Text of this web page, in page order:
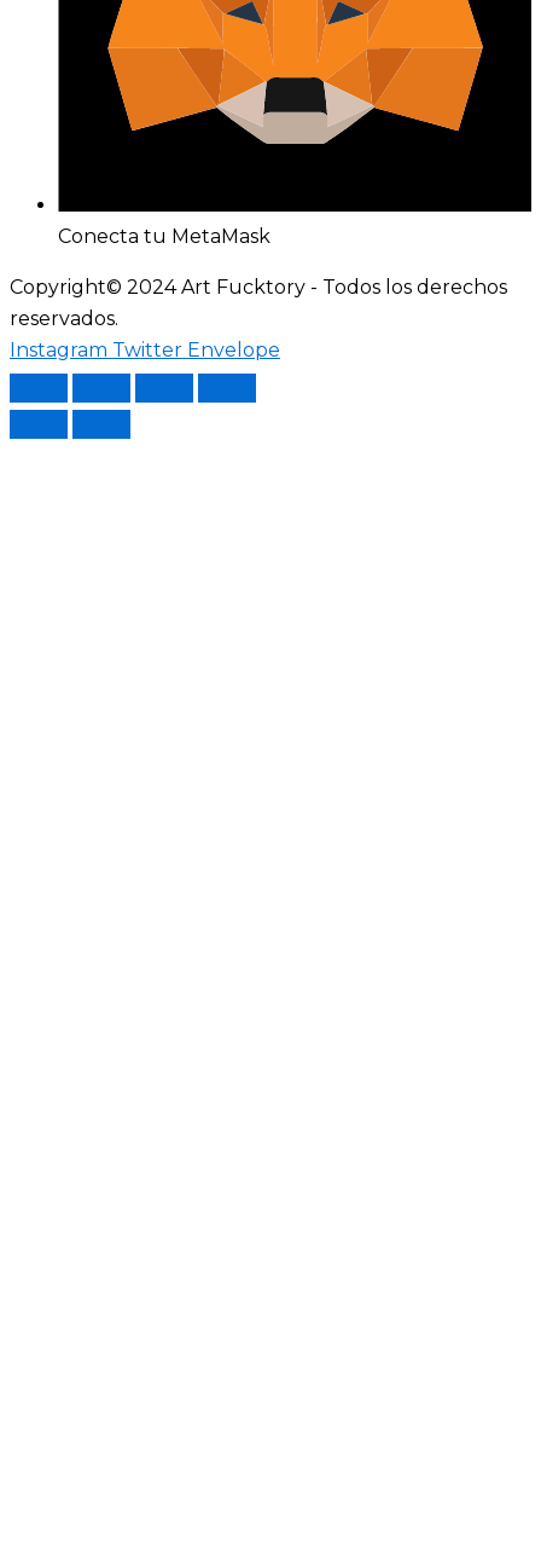
Conecta tu MetaMask
Copyright© 2024 Art Fucktory - Todos los derechos
reservados.
Instagram Twitter Envelope